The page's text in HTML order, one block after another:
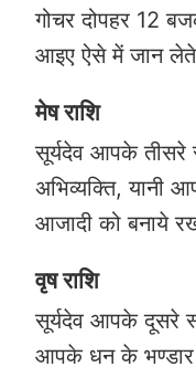
गोचर दोपहर 12
आइए ऐसे में जान लेते
मेष राशि
सूर्यदेव आपके तीसरे
अभिव्यक्ति, यानी
आजादी को बनाये
वृष राशि
सूर्यदेव आपके दूसरे
आपके धन के भण्डार